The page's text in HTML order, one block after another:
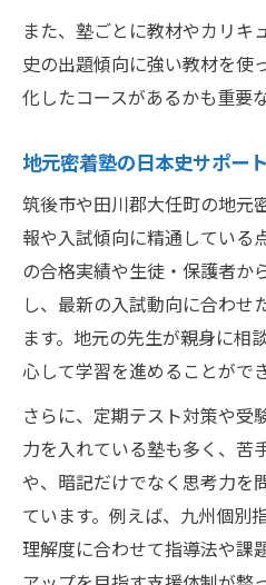
また、塾ごとに教材やカリキ
史の出題傾向に強い教材を使
化したコースがあるかも重要
地元密着塾の日本史サポー
筑後市や田川郡大任町の地元
報や入試傾向に精通している
の合格実績や生徒・保護者か
し、最新の入試動向に合わせ
ます。地元の先生が親身に相
心して学習を進めることがで
さらに、定期テスト対策や受
力を入れている塾も多く、苦
や、暗記だけでなく思考力を
ています。例えば、九州個別
理解度に合わせて指導法や課